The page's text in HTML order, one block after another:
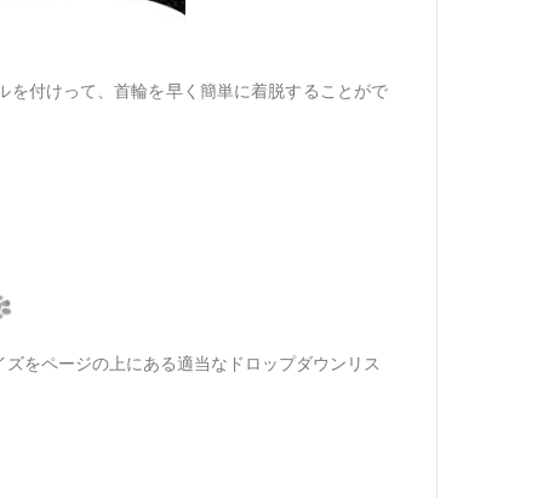
付けって、首輪を早く簡単に着脱することがで
をページの上にある適当なドロップダウンリス